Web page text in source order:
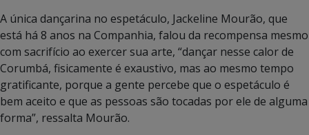
A única dançarina no espetáculo, Jackeline Mourão, que
está há 8 anos na Companhia, falou da recompensa mesmo
com sacrifício ao exercer sua arte, “dançar nesse calor de
Corumbá, fisicamente é exaustivo, mas ao mesmo tempo
gratificante, porque a gente percebe que o espetáculo é
bem aceito e que as pessoas são tocadas por ele de alguma
forma”, ressalta Mourão.